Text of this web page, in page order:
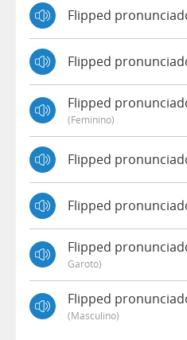
Flipped
Flipped
Flipped
(feminino)
Flipped
Flipped
Flipped
Garoto)
Flipped
(masculino)